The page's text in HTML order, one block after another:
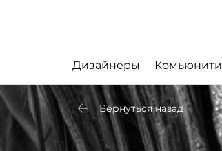
Дизайнеры Комьюнити
Вернуться назад